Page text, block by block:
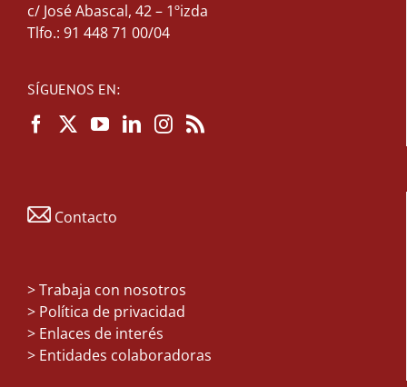
c/ José Abascal, 42 – 1ºizda
Tlfo.: 91 448 71 00/04
SÍGUENOS EN:
Contacto
>Trabaja con nosotros
> Política de privacidad
> Enlaces de interés
> Entidades colaboradoras